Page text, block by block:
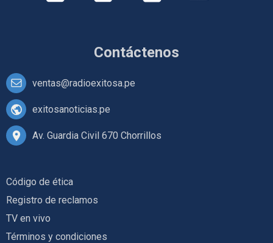
Contáctenos
ventas@radioexitosa.pe
exitosanoticias.pe
Av. Guardia Civil 670 Chorrillos
Código de ética
Registro de reclamos
TV en vivo
Términos y condiciones